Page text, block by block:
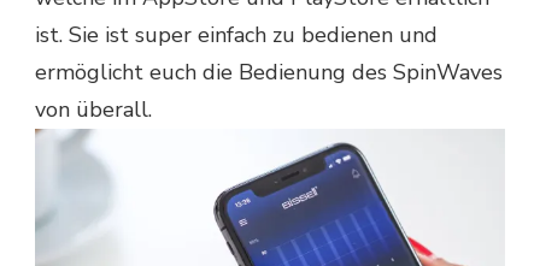
ist. Sie ist super einfach zu bedienen und
ermöglicht euch die Bedienung des SpinWaves
von überall.